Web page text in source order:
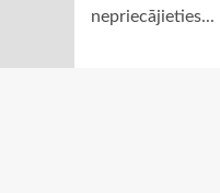
nepriecājieties...